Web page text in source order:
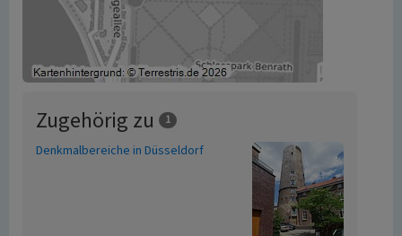
Zugehörig zu 1
Denkmalbereiche in Düsseldorf